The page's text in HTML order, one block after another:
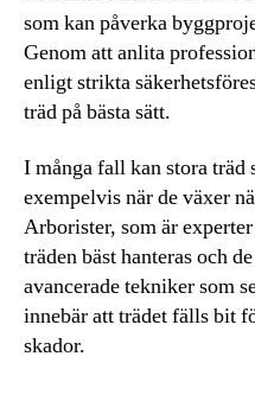
som kan påverka
Genom att anlita
enligt strikta
träd på bästa sätt.
I många fall kan stora träd
exempelvis när de växer
Arborister, som är experter
träden bäst hanteras och
avancerade tekniker som
innebär att trädet fälls bit
skador.